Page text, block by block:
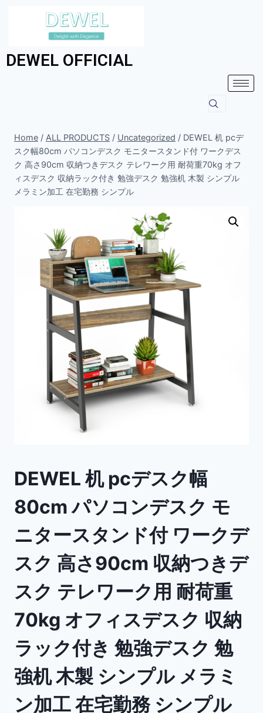
DEWEL OFFICIAL
Home / ALL PRODUCTS / Uncategorized / DEWEL 机 pcデ
スク幅80cm パソコンデスク モニタースタンド付 ワークデス
ク 高さ90cm 収納つきデスク テレワーク用 耐荷重70kg オフ
ィスデスク 収納ラック付き 勉強デスク 勉強机 木製 シンプル
メラミン加工 在宅勤務 シンプル
DEWEL 机 pcデスク幅
80cm パソコンデスク モ
ニタースタンド付 ワークデ
スク 高さ90cm 収納つきデ
スク テレワーク用 耐荷重
70kg オフィスデスク 収納
ラック付き 勉強デスク 勉
強机 木製 シンプル メラミ
ン加工 在宅勤務 シンプル